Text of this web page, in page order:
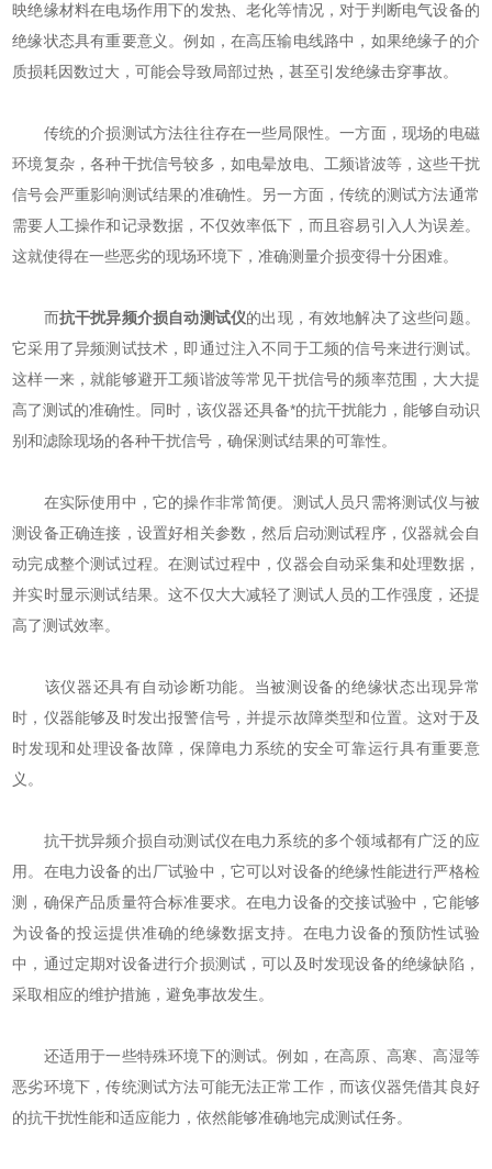
映绝缘材料在电场作用下的发热、老化等情况，对于判断电气设备的
绝缘状态具有重要意义。例如，在高压输电线路中，如果绝缘子的介
质损耗因数过大，可能会导致局部过热，甚至引发绝缘击穿事故。
传统的介损测试方法往往存在一些局限性。一方面，现场的电磁
环境复杂，各种干扰信号较多，如电晕放电、工频谐波等，这些干扰
信号会严重影响测试结果的准确性。另一方面，传统的测试方法通常
需要人工操作和记录数据，不仅效率低下，而且容易引入人为误差。
这就使得在一些恶劣的现场环境下，准确测量介损变得十分困难。
而抗干扰异频介损自动测试仪的出现，有效地解决了这些问题。
它采用了异频测试技术，即通过注入不同于工频的信号来进行测试。
这样一来，就能够避开工频谐波等常见干扰信号的频率范围，大大提
高了测试的准确性。同时，该仪器还具备*的抗干扰能力，能够自动识
别和滤除现场的各种干扰信号，确保测试结果的可靠性。
在实际使用中，它的操作非常简便。测试人员只需将测试仪与被
测设备正确连接，设置好相关参数，然后启动测试程序，仪器就会自
动完成整个测试过程。在测试过程中，仪器会自动采集和处理数据，
并实时显示测试结果。这不仅大大减轻了测试人员的工作强度，还提
高了测试效率。
该仪器还具有自动诊断功能。当被测设备的绝缘状态出现异常
时，仪器能够及时发出报警信号，并提示故障类型和位置。这对于及
时发现和处理设备故障，保障电力系统的安全可靠运行具有重要意
义。
抗干扰异频介损自动测试仪在电力系统的多个领域都有广泛的应
用。在电力设备的出厂试验中，它可以对设备的绝缘性能进行严格检
测，确保产品质量符合标准要求。在电力设备的交接试验中，它能够
为设备的投运提供准确的绝缘数据支持。在电力设备的预防性试验
中，通过定期对设备进行介损测试，可以及时发现设备的绝缘缺陷，
采取相应的维护措施，避免事故发生。
还适用于一些特殊环境下的测试。例如，在高原、高寒、高湿等
恶劣环境下，传统测试方法可能无法正常工作，而该仪器凭借其良好
的抗干扰性能和适应能力，依然能够准确地完成测试任务。